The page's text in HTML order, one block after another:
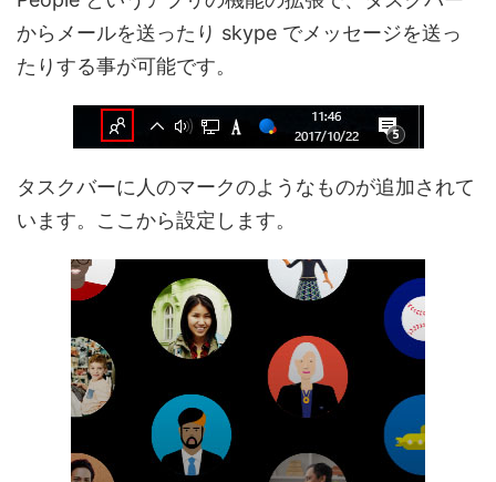
からメールを送ったり skype でメッセージを送っ
たりする事が可能です。
タスクバーに人のマークのようなものが追加されて
います。ここから設定します。